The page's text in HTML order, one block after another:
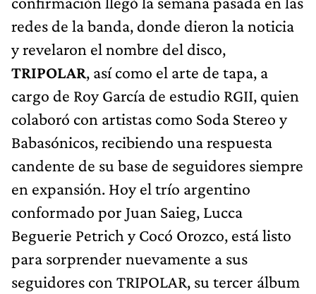
redes de la banda, donde dieron la noticia
y revelaron el nombre del disco,
TRIPOLAR, así como el arte de tapa, a
cargo de Roy García de estudio RGII, quien
colaboró con artistas como Soda Stereo y
Babasónicos, recibiendo una respuesta
candente de su base de seguidores siempre
en expansión. Hoy el trío argentino
conformado por Juan Saieg, Lucca
Beguerie Petrich y Cocó Orozco, está listo
para sorprender nuevamente a sus
seguidores con TRIPOLAR, su tercer álbum